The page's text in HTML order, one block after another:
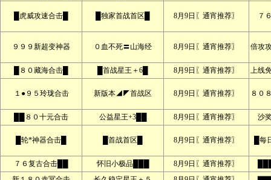
█虎威攻速合击█ █独家首战首区█ 8月9日〖通宵推荐〗 ７
９９９新超变神器 ０血不死〓山海经 8月9日〖通宵推荐〗 倍攻
█８０藏海合击█ █首战星王＋6█ 8月9日〖通宵推荐〗 上线
１●９５玲珑合击 新版本◢◤首战区 8月9日〖通宵推荐〗 ８０
██８０十元合击 公益星王+3██ 8月9日〖通宵推荐〗 沙
█轮*神器合击█ █首战首区█ 8月9日〖通宵推荐〗 █每
７６复古合击██ 怀旧小极品███ 8月9日〖通宵推荐〗